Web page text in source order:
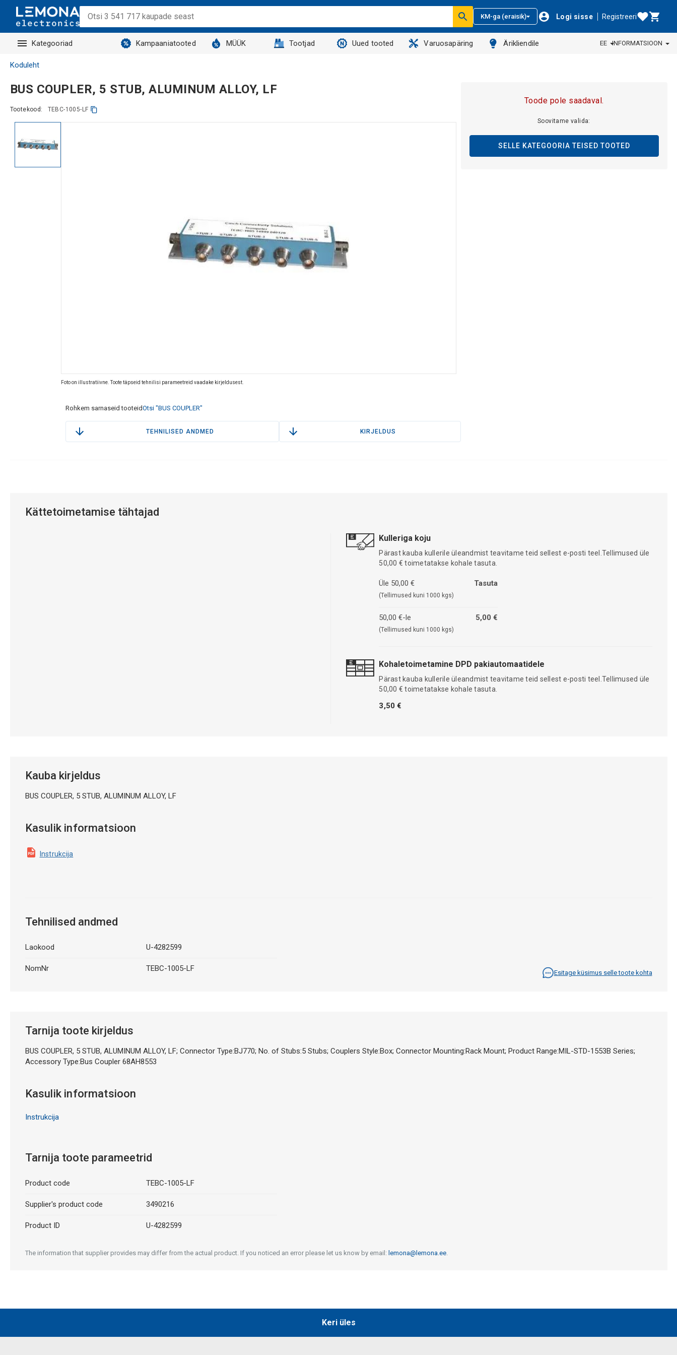
KM-ga (eraisik) Logi sisse Registreeri
Kategooriad Kampaaniatooted MÜÜK Tootjad Uued tooted Varuosapäring Ärikliendile EE INFORMATSIOON
Koduleht
BUS COUPLER, 5 STUB, ALUMINUM ALLOY, LF
Tootekood: TEBC-1005-LF
Foto on illustratiivne. Toote täpseid tehnilisi parameetreid vaadake kirjeldusest.
Rohkem sarnaseid tooteidOtsi "BUS COUPLER"
TEHNILISED ANDMED KIRJELDUS
Toode pole saadaval.
Soovitame valida:
SELLE KATEGOORIA TEISED TOOTED
Kättetoimetamise tähtajad
Kulleriga koju
Pärast kauba kullerile üleandmist teavitame teid sellest e-posti teel.Tellimused üle
50,00 € toimetatakse kohale tasuta.
Üle 50,00 €
(Tellimused kuni 1000 kgs)
Tasuta
50,00 €-le
(Tellimused kuni 1000 kgs)
5,00 €
Kohaletoimetamine DPD pakiautomaatidele
Pärast kauba kullerile üleandmist teavitame teid sellest e-posti teel.Tellimused üle
50,00 € toimetatakse kohale tasuta.
3,50 €
Kauba kirjeldus
BUS COUPLER, 5 STUB, ALUMINUM ALLOY, LF
Kasulik informatsioon
Instrukcija
Tehnilised andmed
Laokood U-4282599
NomNr TEBC-1005-LF Esitage küsimus selle toote kohta
Tarnija toote kirjeldus
BUS COUPLER, 5 STUB, ALUMINUM ALLOY, LF; Connector Type:BJ770; No. of Stubs:5 Stubs; Couplers Style:Box; Connector Mounting:Rack Mount; Product Range:MIL-STD-1553B Series;
Accessory Type:Bus Coupler 68AH8553
Kasulik informatsioon
Instrukcija
Tarnija toote parameetrid
Product code TEBC-1005-LF
Supplier's product code 3490216
Product ID U-4282599
The information that supplier provides may differ from the actual product. If you noticed an error please let us know by email: lemona@lemona.ee.
Keri üles